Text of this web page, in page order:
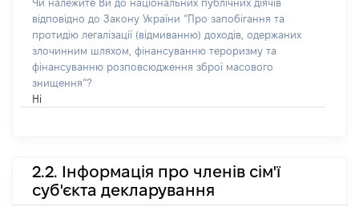
Чи належите Ви до національних публічних діячів
відповідно до Закону України “Про запобігання та
протидію легалізації (відмиванню) доходів, одержаних
злочинним шляхом, фінансуванню тероризму та
фінансуванню розповсюдження зброї масового
знищення”?
Ні
2.2. Інформація про членів сім'ї
суб'єкта декларування